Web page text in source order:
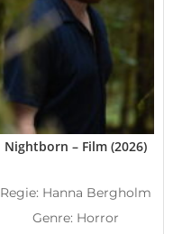
Nightborn – Film (2026)
Regie: Hanna Bergholm
Genre: Horror